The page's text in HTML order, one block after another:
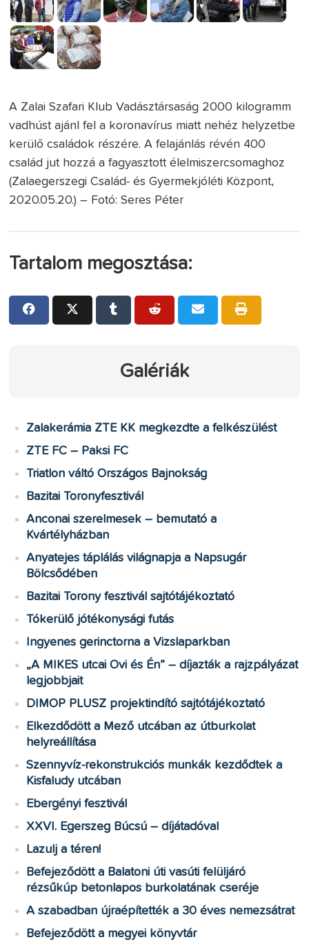
A Zalai Szafari Klub Vadásztársaság 2000 kilogramm
vadhúst ajánl fel a koronavírus miatt nehéz helyzetbe
kerülő családok részére. A felajánlás révén 400
család jut hozzá a fagyasztott élelmiszercsomaghoz
(Zalaegerszegi Család- és Gyermekjóléti Központ,
2020.05.20.) – Fotó: Seres Péter
Tartalom megosztása:
Galériák
Zalakerámia ZTE KK megkezdte a felkészülést
ZTE FC – Paksi FC
Triatlon váltó Országos Bajnokság
Bazitai Toronyfesztivál
Anconai szerelmesek – bemutató a
Kvártélyházban
Anyatejes táplálás világnapja a Napsugár
Bölcsődében
Bazitai Torony fesztivál sajtótájékoztató
Tókerülő jótékonysági futás
Ingyenes gerinctorna a Vizslaparkban
„A MIKES utcai Ovi és Én” – díjazták a rajzpályázat
legjobbjait
DIMOP PLUSZ projektindító sajtótájékoztató
Elkezdődött a Mező utcában az útburkolat
helyreállítása
Szennyvíz-rekonstrukciós munkák kezdődtek a
Kisfaludy utcában
Ebergényi fesztivál
XXVI. Egerszeg Búcsú – díjátadóval
Lazulj a téren!
Befejeződött a Balatoni úti vasúti felüljáró
rézsűkúp betonlapos burkolatának cseréje
A szabadban újraépítették a 30 éves nemezsátrat
Befejeződött a megyei könyvtár